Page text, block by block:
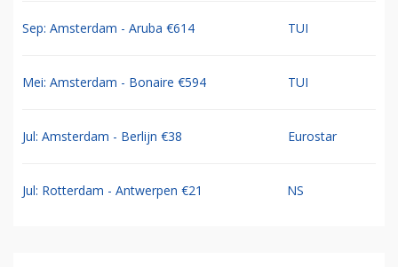
Sep: Amsterdam - Aruba €614 TUI
Mei: Amsterdam - Bonaire €594 TUI
Jul: Amsterdam - Berlijn €38 Eurostar
Jul: Rotterdam - Antwerpen €21 NS